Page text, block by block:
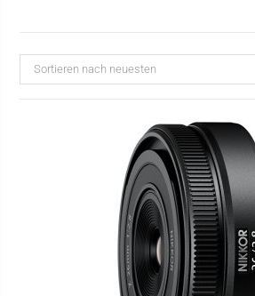
Sortieren nach neuesten